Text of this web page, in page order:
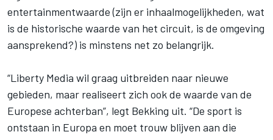
entertainmentwaarde (zijn er inhaalmogelijkheden, wat
is de historische waarde van het circuit, is de omgeving
aansprekend?) is minstens net zo belangrijk.
“Liberty Media wil graag uitbreiden naar nieuwe
gebieden, maar realiseert zich ook de waarde van de
Europese achterban”, legt Bekking uit. “De sport is
ontstaan in Europa en moet trouw blijven aan die